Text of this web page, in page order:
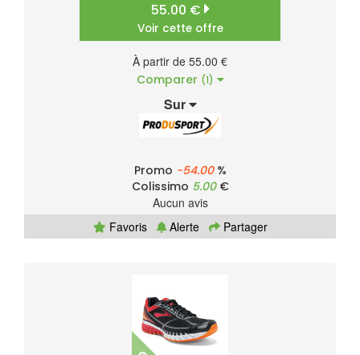
55.00 €
Voir cette offre
À partir de 55.00 €
Comparer (1)
Sur
Promo -54.00%
Colissimo 5.00€
Aucun avis
Favoris
Alerte Partager